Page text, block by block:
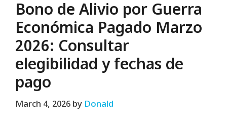
Bono de Alivio por Guerra
Económica Pagado Marzo
2026: Consultar
elegibilidad y fechas de
pago
March 4, 2026 by Donald